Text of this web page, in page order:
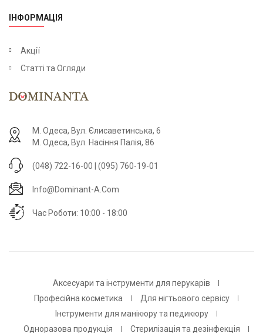
ІНФОРМАЦІЯ
Акції
Статті та Огляди
М. Одеса, Вул. Єлисаветинська, 6
М. Одеса, Вул. Насіння Палія, 86
(048) 722-16-00 | (095) 760-19-01
Info@dominant-A.com
Час Роботи: 10:00 - 18:00
Аксесуари та інструменти для перукарів
Професійна косметика
Для нігтьового сервісу
Інструменти для манікюру та педикюру
Одноразова продукція
Стерилізація та дезінфекція